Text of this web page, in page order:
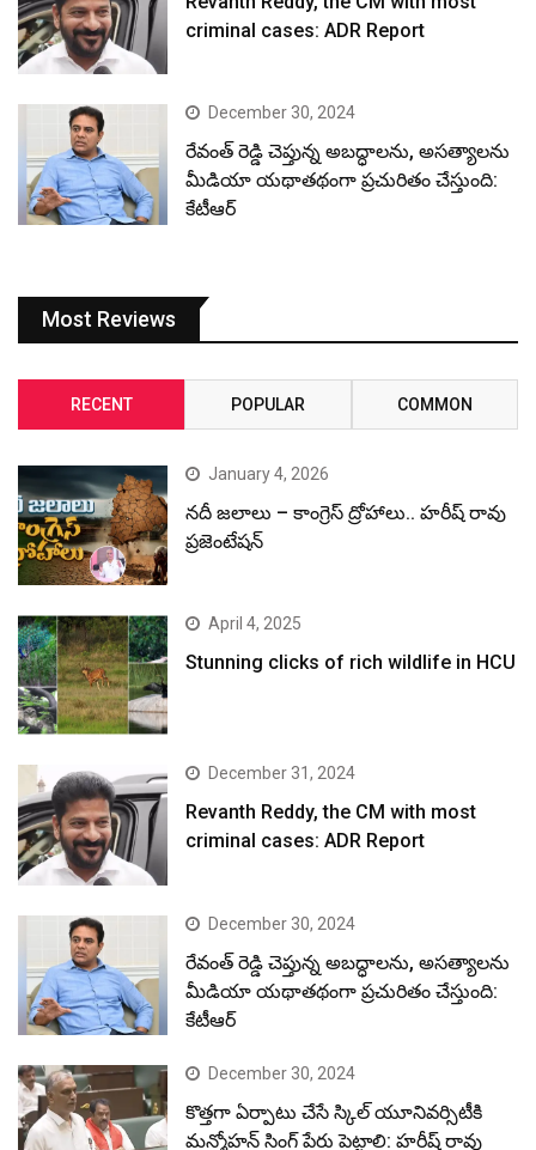
criminal cases: ADR Report
December 30, 2024
రేవంత్ రెడ్డి చెప్తున్న అబద్ధాలను, అసత్యాలను
మీడియా యథాతథంగా ప్రచురితం చేస్తుంది:
కేటీఆర్
Most Reviews
RECENT POPULAR COMMON
January 4, 2026
నదీ జలాలు – కాంగ్రెస్ ద్రోహాలు.. హరీష్ రావు
ప్రజెంటేషన్
April 4, 2025
Stunning clicks of rich wildlife in HCU
December 31, 2024
Revanth Reddy, the CM with most
criminal cases: ADR Report
December 30, 2024
రేవంత్ రెడ్డి చెప్తున్న అబద్ధాలను, అసత్యాలను
మీడియా యథాతథంగా ప్రచురితం చేస్తుంది:
కేటీఆర్
December 30, 2024
కొత్తగా ఏర్పాటు చేసే స్కిల్ యూనివర్సిటీకి
మన్మోహన్ సింగ్ పేరు పెట్టాలి: హరీష్ రావు